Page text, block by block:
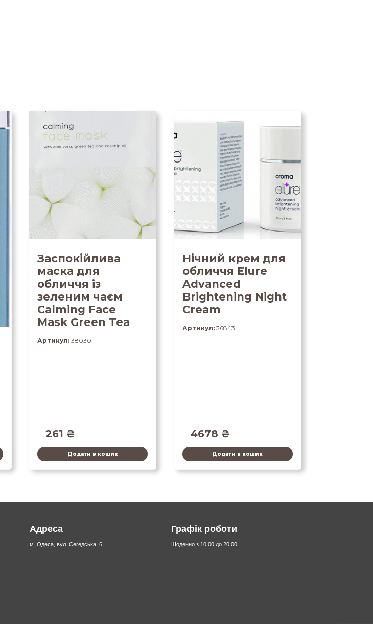
Заспокійлива
маска для
обличчя із
зеленим чаєм
Calming Face
Mask Green Tea
Артикул:38030
261 ₴
Додати в кошик
Нічний крем для
обличчя Elure
Advanced
Brightening Night
Cream
Артикул:36843
4678 ₴
Додати в кошик
Адреса
м. Одеса, вул. Сегедська, 6
Графік роботи
Щоденно з 10:00 до 20:00